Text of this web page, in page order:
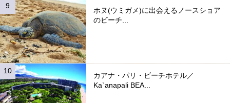
ホヌ(ウミガメ)に出会えるノースショア
のビーチ...
カアナ・パリ・ビーチホテル／
Ka`anapali BEA...